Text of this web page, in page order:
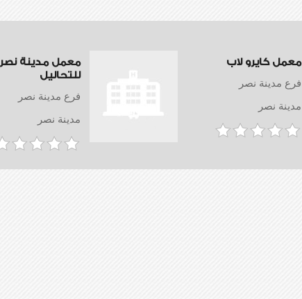
معمل مدينة نصر
للتحاليل
فرع مدينة نصر
مدينة نصر
معمل كايرو لاب
فرع مدينة نصر
مدينة نصر